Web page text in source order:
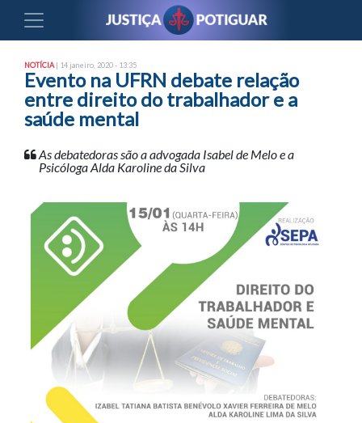
NOTÍCIA | 14 janeiro, 2020 - 13:35
Evento na UFRN debate relação
entre direito do trabalhador e a
saúde mental
As debatedoras são a advogada Isabel de Melo e a
Psicóloga Alda Karoline da Silva